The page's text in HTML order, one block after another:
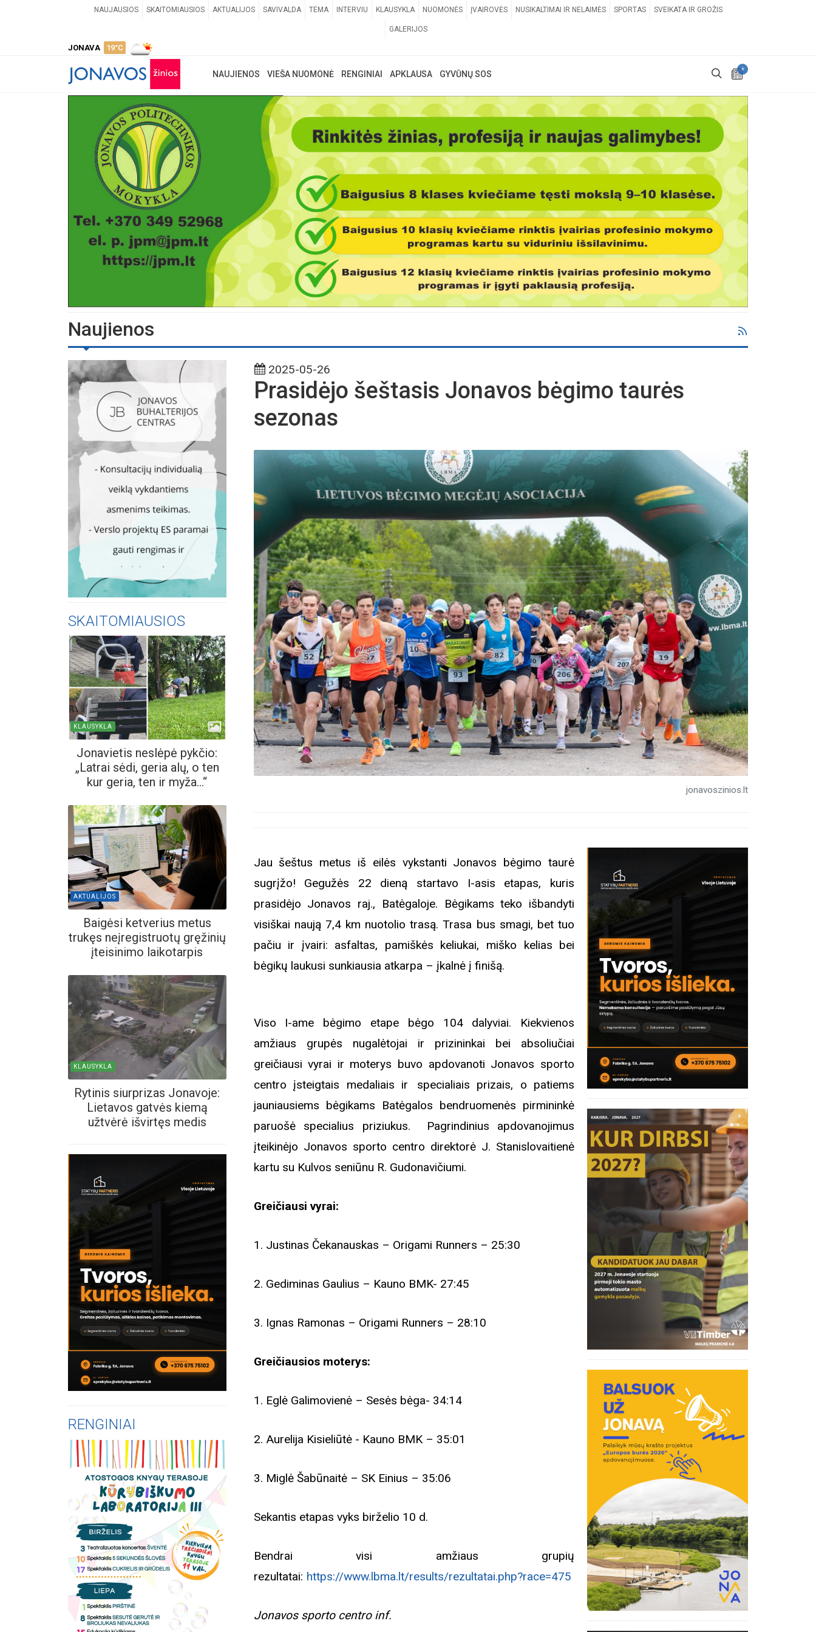
NAUJAUSIOS SKAITOMIAUSIOS AKTUALIJOS SAVIVALDA TEMA INTERVIU KLAUSYKLA NUOMONĖS ĮVAIROVĖS NUSIKALTIMAI IR NELAIMĖS SPORTAS SVEIKATA IR GROŽIS
GALERIJOS
JONAVA 19°C
+
NAUJIENOS VIEŠA NUOMONĖ RENGINIAI APKLAUSA GYVŪNŲ SOS
Naujienos
SKAITOMIAUSIOS
KLAUSYKLA
Jonavietis neslėpė pykčio:
„Latrai sėdi, geria alų, o ten
kur geria, ten ir myža...“
AKTUALIJOS
Baigėsi ketverius metus
trukęs neįregistruotų gręžinių
įteisinimo laikotarpis
KLAUSYKLA
Rytinis siurprizas Jonavoje:
Lietavos gatvės kiemą
užtvėrė išvirtęs medis
RENGINIAI
2025-05-26
Prasidėjo šeštasis Jonavos bėgimo taurės
sezonas
jonavoszinios.lt
Jau šeštus metus iš eilės vykstanti Jonavos bėgimo taurė
sugrįžo! Gegužės 22 dieną startavo I-asis etapas, kuris
prasidėjo Jonavos raj., Batėgaloje. Bėgikams teko išbandyti
visiškai naują 7,4 km nuotolio trasą. Trasa bus smagi, bet tuo
pačiu ir įvairi: asfaltas, pamiškės keliukai, miško kelias bei
bėgikų laukusi sunkiausia atkarpa – įkalnė į finišą.
Viso I-ame bėgimo etape bėgo 104 dalyviai. Kiekvienos
amžiaus grupės nugalėtojai ir prizininkai bei absoliučiai
greičiausi vyrai ir moterys buvo apdovanoti Jonavos sporto
centro įsteigtais medaliais ir specialiais prizais, o patiems
jauniausiems bėgikams Batėgalos bendruomenės pirmininkė
paruošė specialius priziukus. Pagrindinius apdovanojimus
įteikinėjo Jonavos sporto centro direktorė J. Stanislovaitienė
kartu su Kulvos seniūnu R. Gudonavičiumi.
Greičiausi vyrai:
1. Justinas Čekanauskas – Origami Runners – 25:30
2. Gediminas Gaulius – Kauno BMK- 27:45
3. Ignas Ramonas – Origami Runners – 28:10
Greičiausios moterys:
1. Eglė Galimovienė – Sesės bėga- 34:14
2. Aurelija Kisieliūtė - Kauno BMK – 35:01
3. Miglė Šabūnaitė – SK Einius – 35:06
Sekantis etapas vyks birželio 10 d.
Bendrai visi amžiaus grupių
rezultatai: https://www.lbma.lt/results/rezultatai.php?race=475
Jonavos sporto centro inf.